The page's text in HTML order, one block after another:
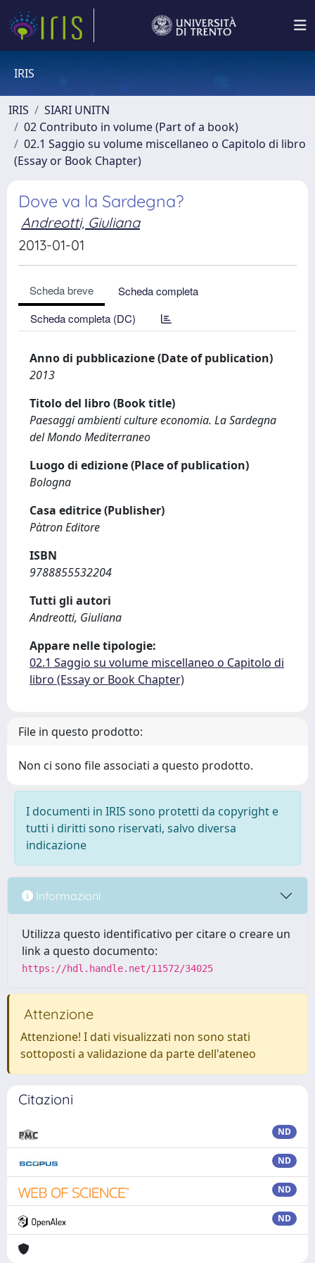
IRIS
IRIS
SIARI UNITN
02 Contributo in volume (Part of a book)
02.1 Saggio su volume miscellaneo o Capitolo di libro
(Essay or Book Chapter)
Dove va la Sardegna?
Andreotti, Giuliana
2013-01-01
Scheda breve
Scheda completa
Scheda completa (DC)
Anno di pubblicazione (Date of publication)
2013
Titolo del libro (Book title)
Paesaggi ambienti culture economia. La Sardegna
del Mondo Mediterraneo
Luogo di edizione (Place of publication)
Bologna
Casa editrice (Publisher)
Pàtron Editore
ISBN
9788855532204
Tutti gli autori
Andreotti, Giuliana
Appare nelle tipologie:
02.1 Saggio su volume miscellaneo o Capitolo di
libro (Essay or Book Chapter)
File in questo prodotto:
Non ci sono file associati a questo prodotto.
I documenti in IRIS sono protetti da copyright e
tutti i diritti sono riservati, salvo diversa
indicazione
Informazioni
Utilizza questo identificativo per citare o creare un
link a questo documento:
https://hdl.handle.net/11572/34025
Attenzione
Attenzione! I dati visualizzati non sono stati
sottoposti a validazione da parte dell'ateneo
Citazioni
ND
ND
ND
ND